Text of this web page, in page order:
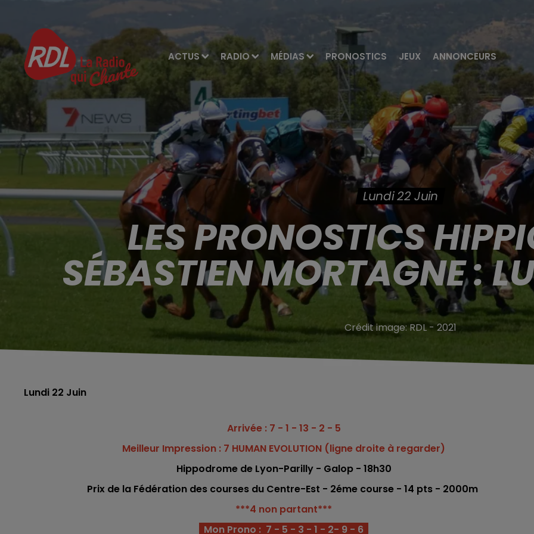
ACTUS RADIO MÉDIAS PRONOSTICS JEUX ANNONCEURS
Lundi 22 Juin
LES PRONOSTICS
SÉBASTIEN MORTAGNE :
Crédit image:RDL - 2021
Lundi 22 Juin
Arrivée : 7 - 1 - 13 - 2 - 5
Meilleur Impression : 7 HUMAN EVOLUTION (ligne droite à regarder)
Hippodrome de Lyon-Parilly - Galop - 18h30
Prix de la Fédération des courses du Centre-Est - 2éme course - 14 pts - 2000m
***4 non partant***
Mon Prono : 7 - 5 - 3 - 1 - 2- 9 - 6